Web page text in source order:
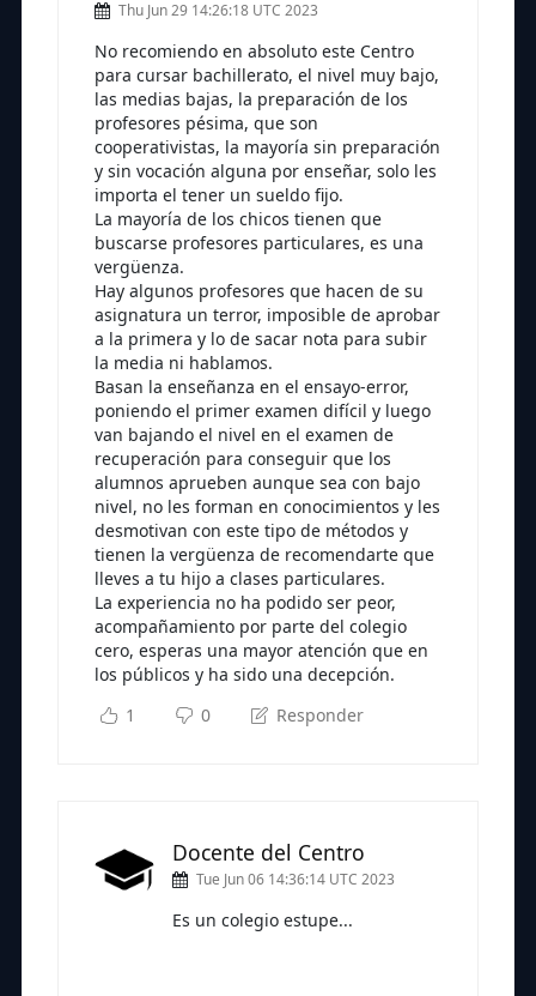
Thu Jun 29 14:26:18 UTC 2023
No recomiendo en absoluto este Centro
para cursar bachillerato, el nivel muy bajo,
las medias bajas, la preparación de los
profesores pésima, que son
cooperativistas, la mayoría sin preparación
y sin vocación alguna por enseñar, solo les
importa el tener un sueldo fijo.
La mayoría de los chicos tienen que
buscarse profesores particulares, es una
vergüenza.
Hay algunos profesores que hacen de su
asignatura un terror, imposible de aprobar
a la primera y lo de sacar nota para subir
la media ni hablamos.
Basan la enseñanza en el ensayo-error,
poniendo el primer examen difícil y luego
van bajando el nivel en el examen de
recuperación para conseguir que los
alumnos aprueben aunque sea con bajo
nivel, no les forman en conocimientos y les
desmotivan con este tipo de métodos y
tienen la vergüenza de recomendarte que
lleves a tu hijo a clases particulares.
La experiencia no ha podido ser peor,
acompañamiento por parte del colegio
cero, esperas una mayor atención que en
los públicos y ha sido una decepción.
1
0 Responder
Docente del Centro
Tue Jun 06 14:36:14 UTC 2023
Es un colegio estupe...